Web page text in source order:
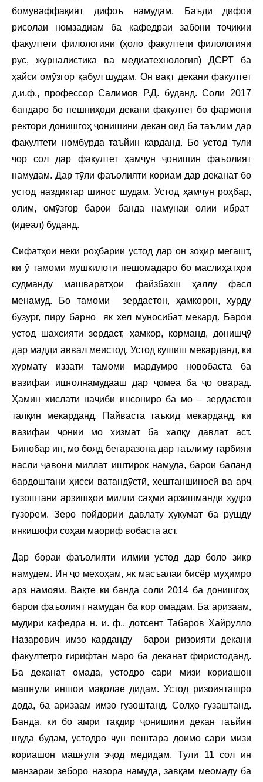
бомуваффақият дифоъ намудам. Баъди дифои
рисолаи номзадиам ба кафедраи забони тоҷикии
факултети филологияи (ҳоло факултети филологияи
рус, журналистика ва медиатехнология) ДСРТ ба
ҳайси омӯзгор қабул шудам. Он вақт декани факултет
д.и.ф., профессор Салимов Р.Д. буданд. Соли 2017
бандаро бо пешниҳоди декани факултет бо фармони
ректори донишгоҳ ҷонишини декан оид ба таълим дар
факултети номбурда таъйин карданд. Бо устод тули
чор сол дар факултет ҳамчун ҷонишин фаъолият
намудам. Дар тӯли фаъолияти кориам дар деканат бо
устод наздиктар шинос шудам. Устод ҳамчун роҳбар,
олим, омӯзгор барои банда намунаи олии ибрат
(идеал) буданд.
Сифатҳои неки роҳбарии устод дар он зоҳир мегашт,
ки ӯ тамоми мушкилоти пешомадаро бо маслиҳатҳои
судманду машваратҳои файзбахш ҳаллу фасл
менамуд. Бо тамоми зердастон, ҳамкорон, хурду
бузург, пиру барно як хел муносибат мекард. Барои
устод шахсияти зердаст, ҳамкор, корманд, донишҷӯ
дар мадди аввал меистод. Устод кӯшиш мекарданд, ки
ҳурмату иззати тамоми мардумро новобаста ба
вазифаи ишғолнамудааш дар ҷомеа ба ҷо оварад.
Ҳамин хислати наҷиби инсониро ба мо – зердастон
талқин мекарданд. Пайваста таъкид мекарданд, ки
вазифаи ҷонии мо хизмат ба халқу давлат аст.
Бинобар ин, мо бояд беғаразона дар таълиму тарбияи
насли ҷавони миллат иштирок намуда, барои баланд
бардоштани ҳисси ватандӯстӣ, хештаншиносӣ ва арҷ
гузоштани арзишҳои миллӣ саҳми арзишманди худро
гузорем. Зеро пойдории давлату ҳукумат ба рушду
инкишофи соҳаи маориф вобаста аст.
Дар бораи фаъолияти илмии устод дар боло зикр
намудем. Ин ҷо мехоҳам, як масъалаи бисёр муҳимро
арз намоям. Вақте ки банда соли 2014 ба донишгоҳ
барои фаъолият намудан ба кор омадам. Ба аризаам,
мудири кафедра н. и. ф., дотсент Табаров Хайрулло
Назарович имзо карданду барои ризоияти декани
факултетро гирифтан маро ба деканат фиристоданд.
Ба деканат омада, устодро сари мизи кориашон
машғули иншои мақолае дидам. Устод ризоияташро
дода, ба аризаам имзо гузоштанд. Солҳо гузаштанд.
Банда, ки бо амри тақдир ҷонишини декан таъйин
шуда будам, устодро чун пештара доимо сари мизи
кориашон машғули эҷод медидам. Тули 11 сол ин
манзараи зеборо назора намуда, завқам меомаду ба